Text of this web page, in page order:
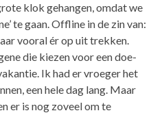
klok gehangen, omdat we
te gaan. Offline in de zin van:
vooral ér op uit trekken.
die kiezen voor een doe-
Ik had er vroeger het
een hele dag lang. Maar
er is nog zoveel om te